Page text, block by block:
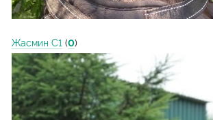
Жасмин С1 (0)